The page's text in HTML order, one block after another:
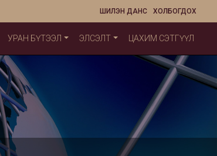
ХОЛБОГДОХ
ШИЛЭН ДАНС
УРАН БҮТЭЭЛ ЭЛСЭЛТ ЦАХИМ СЭТГҮҮЛ